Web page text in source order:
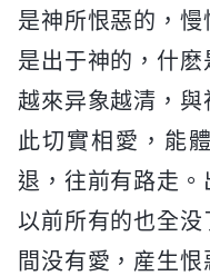
是神所恨惡的，
是出于神的，什
越來异象越清，
此切實相愛，能
退，往前有路走。
以前所有的也全
間没有愛，産生